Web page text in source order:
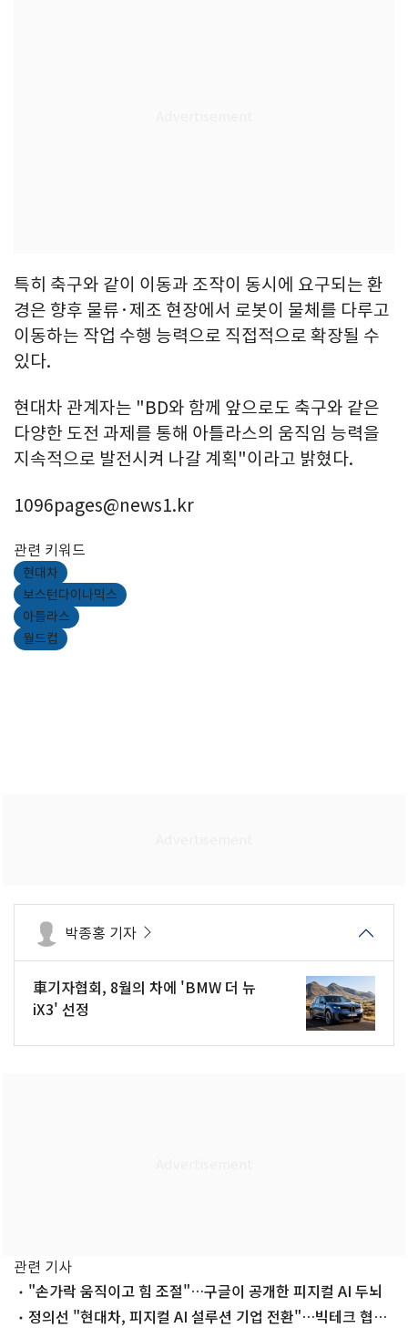
특히 축구와 같이 이동과 조작이 동시에 요구되는 환
경은 향후 물류·제조 현장에서 로봇이 물체를 다루고
이동하는 작업 수행 능력으로 직접적으로 확장될 수
있다.
현대차 관계자는 "BD와 함께 앞으로도 축구와 같은
다양한 도전 과제를 통해 아틀라스의 움직임 능력을
지속적으로 발전시켜 나갈 계획"이라고 밝혔다.
1096pages@news1.kr
관련 키워드
현대차
보스턴다이나믹스
아틀라스
월드컵
박종홍 기자
車기자협회, 8월의 차에 'BMW 더 뉴
iX3' 선정
관련 기사
"손가락 움직이고 힘 조절"…구글이 공개한 피지컬 AI 두뇌
정의선 "현대차, 피지컬 AI 설루션 기업 전환"…빅테크 협력